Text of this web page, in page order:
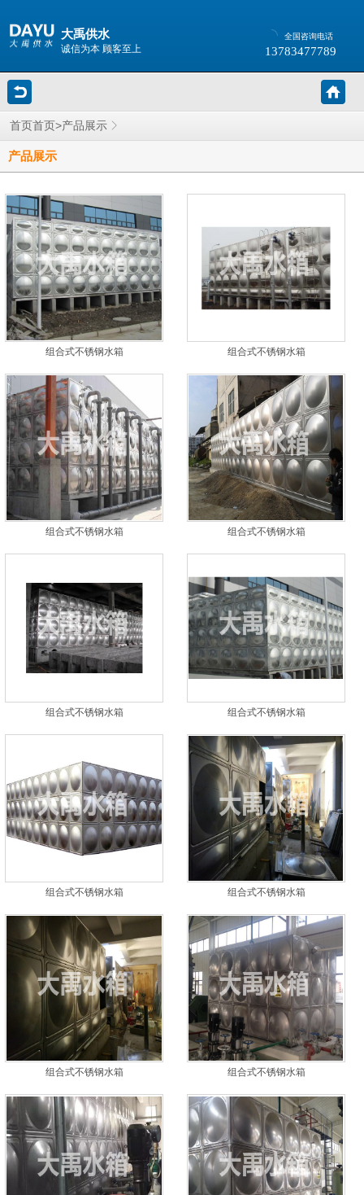
大禹供水
诚信为本 顾客至上
全国咨询电话
13783477789
首页 首页 >产品展示
产品展示
组合式不锈钢水箱 组合式不锈钢水箱
组合式不锈钢水箱 组合式不锈钢水箱
组合式不锈钢水箱 组合式不锈钢水箱
组合式不锈钢水箱 组合式不锈钢水箱
组合式不锈钢水箱 组合式不锈钢水箱